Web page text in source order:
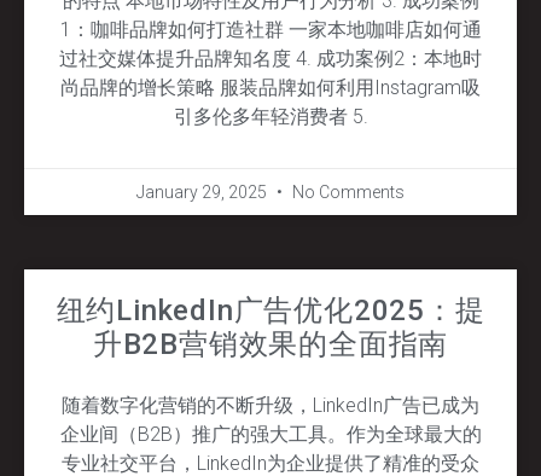
1：咖啡品牌如何打造社群 一家本地咖啡店如何通
过社交媒体提升品牌知名度 4. 成功案例2：本地时
尚品牌的增长策略 服装品牌如何利用Instagram吸
引多伦多年轻消费者 5.
January 29, 2025 No Comments
纽约LinkedIn广告优化2025：提
升B2B营销效果的全面指南
随着数字化营销的不断升级，LinkedIn广告已成为
企业间（B2B）推广的强大工具。作为全球最大的
专业社交平台，LinkedIn为企业提供了精准的受众